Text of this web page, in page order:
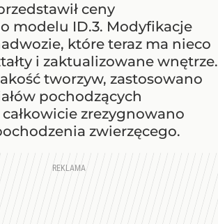
ceny
modelu ID.3. Modyfikacje
które teraz ma nieco
i zaktualizowane wnętrze.
tworzyw, zastosowano
pochodzących
zrezygnowano
zwierzęcego.